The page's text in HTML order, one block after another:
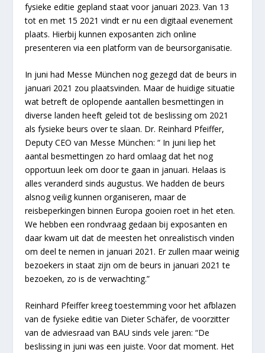
fysieke editie gepland staat voor januari 2023. Van 13
tot en met 15 2021 vindt er nu een digitaal evenement
plaats. Hierbij kunnen exposanten zich online
presenteren via een platform van de beursorganisatie.
In juni had Messe München nog gezegd dat de beurs in
januari 2021 zou plaatsvinden. Maar de huidige situatie
wat betreft de oplopende aantallen besmettingen in
diverse landen heeft geleid tot de beslissing om 2021
als fysieke beurs over te slaan. Dr. Reinhard Pfeiffer,
Deputy CEO van Messe München: “ In juni liep het
aantal besmettingen zo hard omlaag dat het nog
opportuun leek om door te gaan in januari. Helaas is
alles veranderd sinds augustus. We hadden de beurs
alsnog veilig kunnen organiseren, maar de
reisbeperkingen binnen Europa gooien roet in het eten.
We hebben een rondvraag gedaan bij exposanten en
daar kwam uit dat de meesten het onrealistisch vinden
om deel te nemen in januari 2021. Er zullen maar weinig
bezoekers in staat zijn om de beurs in januari 2021 te
bezoeken, zo is de verwachting.”
Reinhard Pfeiffer kreeg toestemming voor het afblazen
van de fysieke editie van Dieter Schäfer, de voorzitter
van de adviesraad van BAU sinds vele jaren: “De
beslissing in juni was een juiste. Voor dat moment. Het